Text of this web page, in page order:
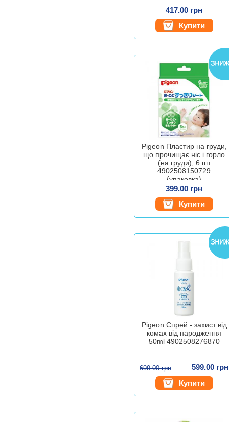
417.00 грн
Купити
Pigeon Пластир на груди,
що прочищає ніс і горло
(на груди), 6 шт
4902508150729
(упаковка)
399.00 грн
Купити
Pigeon Спрей - захист від
комах від народження
50ml 4902508276870
699.00 грн
599.00 грн
Купити